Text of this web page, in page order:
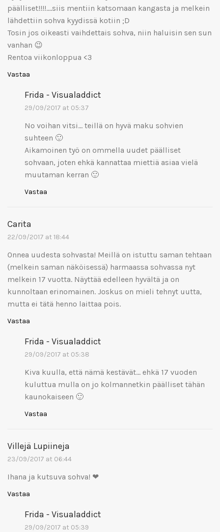
päälliset!!!!….siis mentiin katsomaan kangasta ja melkein
lähdettiin sohva kyydissä kotiin ;D
Tosin jos oikeasti vaihdettais sohva, niin haluisin sen sun
vanhan 😉
Rentoa viikonloppua <3
Vastaa
Frida - Visualaddict
29/09/2017 at 05:37
No voihan vitsi… teillä on hyvä maku sohvien
suhteen 🙂
Aikamoinen työ on ommella uudet päälliset
sohvaan, joten ehkä kannattaa miettiä asiaa vielä
muutaman kerran 🙂
Vastaa
Carita
22/09/2017 at 18:44
Onnea uudesta sohvasta! Meillä on istuttu saman tehtaan
(melkein saman näköisessä) harmaassa sohvassa nyt
melkein 17 vuotta. Näyttää edelleen hyvältä ja on
kunnoltaan erinomainen. Joskus on mieli tehnyt uutta,
mutta ei tätä henno laittaa pois.
Vastaa
Frida - Visualaddict
29/09/2017 at 05:38
Kiva kuulla, että nämä kestävät… ehkä 17 vuoden
kuluttua mulla on jo kolmannetkin päälliset tähän
kaunokaiseen 🙂
Vastaa
Villejä Lupiineja
23/09/2017 at 06:44
Ihana ja kutsuva sohva! ❤
Vastaa
Frida - Visualaddict
29/09/2017 at 05:39